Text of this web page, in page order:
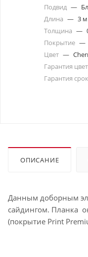
Подвид —
Длина — 3 м
Толщина —
Покрытие —
Цвет —
Гарантия
Гарантия
ОПИСАНИЕ
Данным доборным
сайдингом. Планка
(покрытие Print